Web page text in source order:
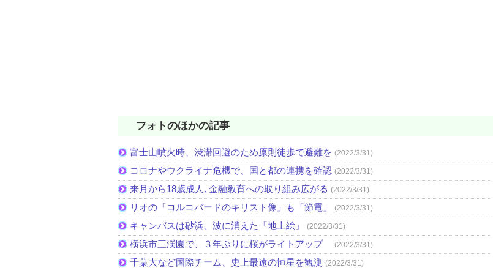
フォトのほかの記事
富士山噴火時、渋滞回避のため原則徒歩で避難を (2022/3/31)
コロナやウクライナ危機で、国と都の連携を確認 (2022/3/31)
来月から18歳成人､金融教育への取り組み広がる (2022/3/31)
リオの「コルコバードのキリスト像」も「節電」 (2022/3/31)
キャンバスは砂浜、波に消えた「地上絵」 (2022/3/31)
横浜市三渓園で、３年ぶりに桜がライトアップ (2022/3/31)
千葉大など国際チーム、史上最遠の恒星を観測 (2022/3/31)